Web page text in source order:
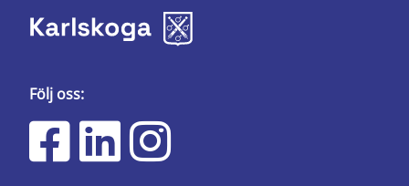
Följ oss: